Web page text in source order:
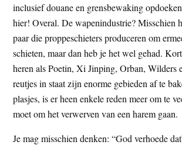
inclusief douane en grensbewaking
hier! Overal. De wapenindustrie? Misschien
paar die proppeschieters produceren om
schieten, maar dan heb je het wel gehad.
heren als Poetin, Xi Jinping, Orban, Wilders
reutjes in staat zijn enorme gebieden af te
plasjes, is er heen enkele reden meer om te
moet om het verwerven van een harem gaan.
Je mag misschien denken: “God verhoede